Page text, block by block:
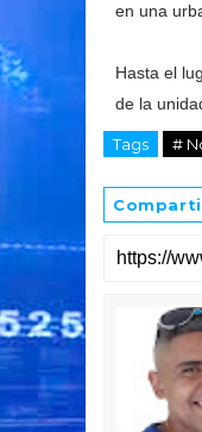
en una
Hasta el
de la
Tags #